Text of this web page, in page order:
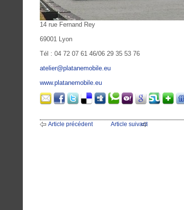
14 rue Fernand Rey
69001 Lyon
Tél : 04 72 07 61 46/06 29 35 53 76
atelier@platanemobile.eu
www.platanemobile.eu
Article précédent Article suivant